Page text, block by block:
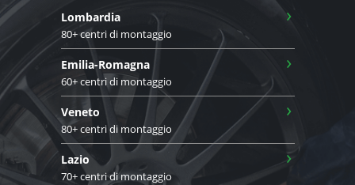
Lombardia
80+ centri di montaggio
›
Emilia-Romagna
60+ centri di montaggio
›
Veneto
80+ centri di montaggio
›
Lazio
70+ centri di montaggio
›